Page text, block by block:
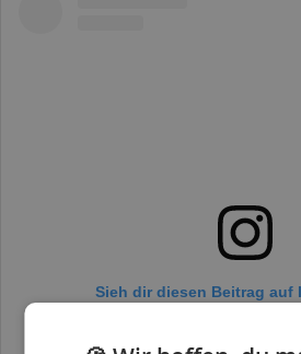
Sieh dir diesen Beitrag auf